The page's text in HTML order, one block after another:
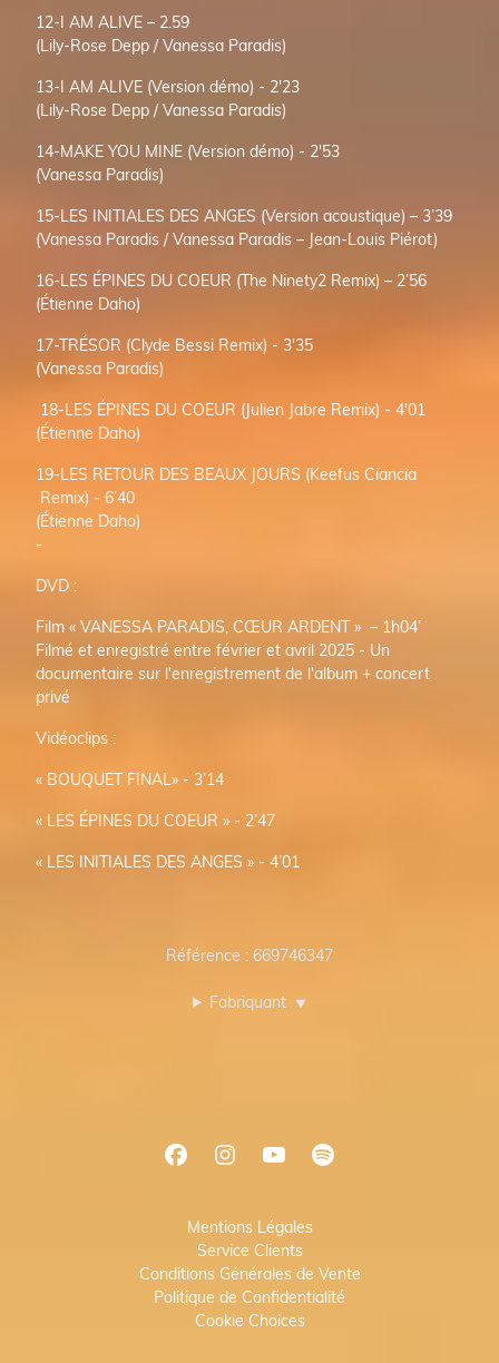
12-I AM ALIVE – 2.59
(Lily-Rose Depp / Vanessa Paradis)
13-I AM ALIVE (Version démo) - 2'23
(Lily-Rose Depp / Vanessa Paradis)
14-MAKE YOU MINE (Version démo) - 2'53
(Vanessa Paradis)
15-LES INITIALES DES ANGES (Version acoustique) – 3’39
(Vanessa Paradis / Vanessa Paradis – Jean-Louis Piérot)
16-LES ÉPINES DU COEUR (The Ninety2 Remix) – 2’56
(Étienne Daho)
17-TRÉSOR (Clyde Bessi Remix) - 3'35
(Vanessa Paradis)
18-LES ÉPINES DU COEUR (Julien Jabre Remix) - 4'01
(Étienne Daho)
19-LES RETOUR DES BEAUX JOURS (Keefus Ciancia
Remix) - 6’40
(Étienne Daho)
-
DVD :
Film « VANESSA PARADIS, CŒUR ARDENT » – 1h04’
Filmé et enregistré entre février et avril 2025 - Un
documentaire sur l'enregistrement de l'album + concert
privé
Vidéoclips :
« BOUQUET FINAL» - 3’14
« LES ÉPINES DU COEUR » - 2’47
« LES INITIALES DES ANGES » - 4’01
Référence : 669746347
Fabriquant ▼
Mentions Légales
Service Clients
Conditions Générales de Vente
Politique de Confidentialité
Cookie Choices